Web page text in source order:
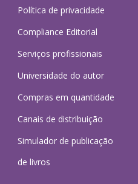
Política de privacidade
Compliance Editorial
Serviços profissionais
Universidade do autor
Compras em quantidade
Canais de distribuição
Simulador de publicação
de livros